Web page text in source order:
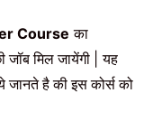
Course का
मिल जायेंगी |यह
जानते है की इस कोर्स को